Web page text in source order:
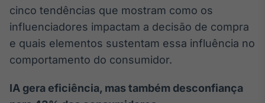
noticiosos
Soluções de
Tecnologia
Broadcast
Monitoramento
cinco tendências que mostram como os
influenciadores impactam a decisão de compra
e quais elementos sustentam essa influência no
comportamento do consumidor.
IA gera eficiência, mas também desconfiança